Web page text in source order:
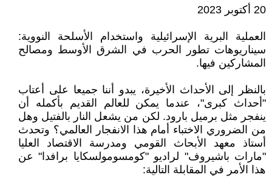
20 أكتوبر 2023
العملية البرية الإسرائيلية واستخدام الأسلحة النووية:
سيناريوهات تطور الحرب في الشرق الأوسط ومصالح
المشاركين فيها.
بالنظر إلى الأحداث الأخيرة، يبدو أننا جميعا على أعتاب
"أحداث كبرى"، عندما يمكن للعالم القديم بأكمله أن
ينفجر مثل برميل بارود. لكن من يشعل النار بالفتيل وهل
من الضروري الاختباء أمام هذا الانفجار العالمي؟ وتحدث
أستاذ معهد الأبحاث القومي ومدرسة الاقتصاد العليا
"مارات باشيروف" لراديو "كومسومولسكايا برافدا" عن
هذا الأمر في المقابلة التالية: